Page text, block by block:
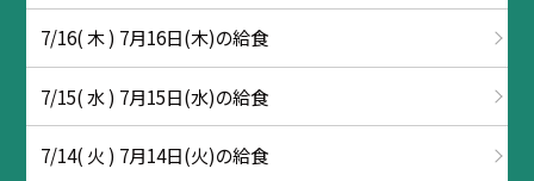
7/16( 木 ) 7月16日(木)の給食
7/15( 水 ) 7月15日(水)の給食
7/14( 火 ) 7月14日(火)の給食